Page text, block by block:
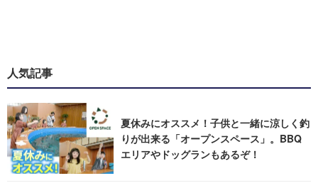
人気記事
夏休みにオススメ！子供と一緒に涼しく釣
りが出来る「オープンスペース」。BBQ
エリアやドッグランもあるぞ！